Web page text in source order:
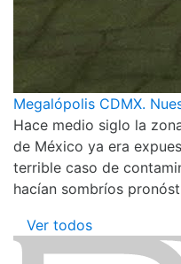
Megalópolis CDMX.
Hace medio siglo la
de México ya era
terrible caso de
hacían sombríos
Ver todos